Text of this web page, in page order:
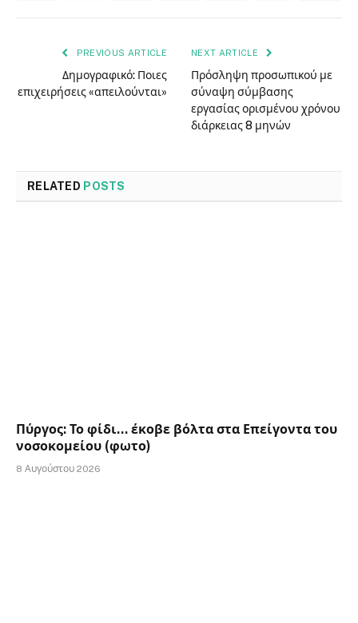
PREVIOUS ARTICLE
Δημογραφικό: Ποιες
επιχειρήσεις «απειλούνται»
NEXT ARTICLE
Πρόσληψη προσωπικού με
σύναψη σύμβασης
εργασίας ορισμένου χρόνου
διάρκειας 8 μηνών
RELATED POSTS
Πύργος: Το φίδι… έκοβε βόλτα στα Επείγοντα του
νοσοκομείου (φωτο)
8 Αυγούστου 2026